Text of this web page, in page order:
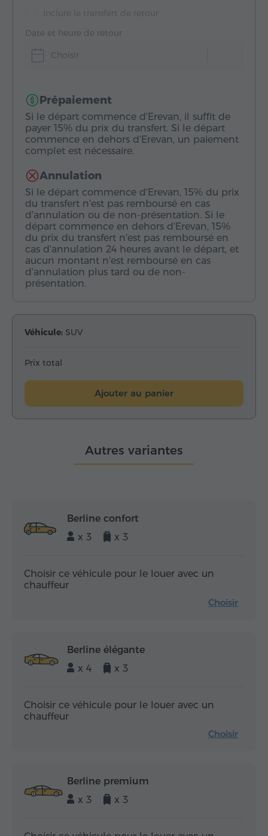
Date et heure de retour
Choisir
Prépaiement
Si le départ commence d'Erevan, il suffit de
payer 15% du prix du transfert. Si le départ
commence en dehors d'Erevan, un paiement
complet est nécessaire.
Annulation
Si le départ commence d'Erevan, 15% du prix
du transfert n'est pas remboursé en cas
d'annulation ou de non-présentation. Si le
départ commence en dehors d'Erevan, 15%
du prix du transfert n'est pas remboursé en
cas d'annulation 24 heures avant le départ, et
aucun montant n'est remboursé en cas
d'annulation plus tard ou de non-
présentation.
Véhicule: SUV
Prix total
Ajouter au panier
Autres variantes
Berline confort
x 3
x 3
Choisir ce véhicule pour le louer avec un
chauffeur
Choisir
Berline élégante
x 4
x 3
Choisir ce véhicule pour le louer avec un
chauffeur
Choisir
Berline premium
x 3
x 3